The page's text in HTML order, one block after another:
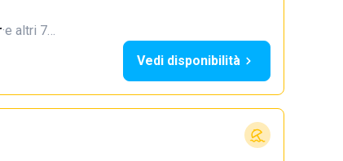
·e altri 7…
Vedi disponibilità